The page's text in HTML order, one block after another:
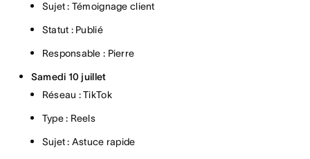
Sujet : Témoignage client
Statut : Publié
Responsable : Pierre
Samedi 10 juillet
Réseau : TikTok
Type : Reels
Sujet : Astuce rapide